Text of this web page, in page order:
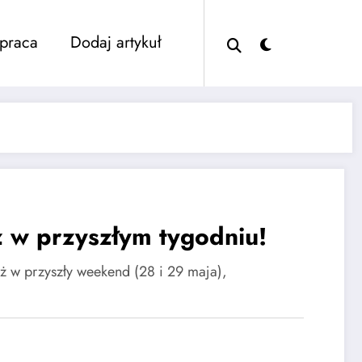
Dodaj artykuł
przyszłym tygodniu!
w przyszły weekend (28 i 29 maja),